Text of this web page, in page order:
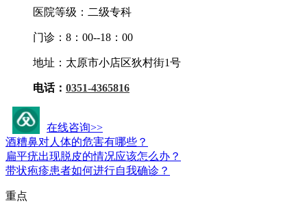
医院等级：二级专科
门诊：8：00--18：00
地址：太原市小店区狄村街1号
电话： 0351-4365816
在线咨询>>
酒糟鼻对人体的危害有哪些？
扁平疣出现脱皮的情况应该怎么办？
带状疱疹患者如何进行自我确诊？
重点